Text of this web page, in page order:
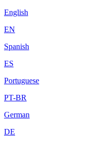
English
EN
Spanish
ES
Portuguese
PT-BR
German
DE